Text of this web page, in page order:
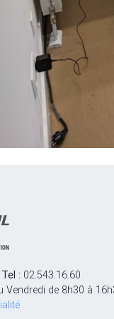
Tel : 02.543.16.60
Vendredi de 8h30 à